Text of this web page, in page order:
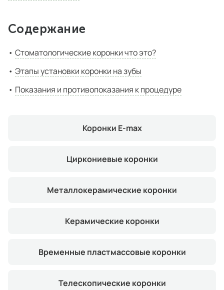
используемого материала.
Содержание
Стоматологические коронки что это?
Этапы установки коронки на зубы
Показания и противопоказания к процедуре
Коронки E-max
Циркониевые коронки
Металлокерамические коронки
Керамические коронки
Временные пластмассовые коронки
Телескопические коронки